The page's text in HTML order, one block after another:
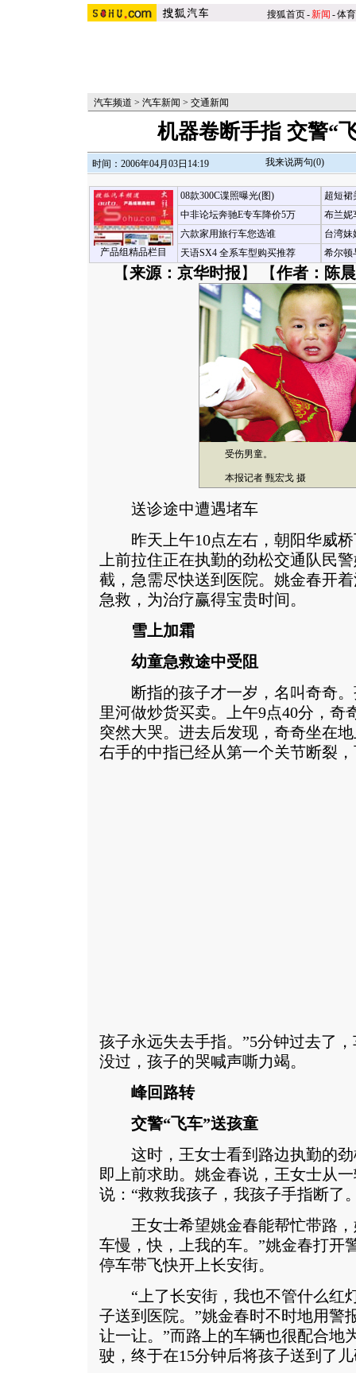
搜狐首页-新闻 -体育
汽车频道 > 汽车新闻 > 交通新闻
机器卷断手指 交警“
时间：2006年04月03日14:19 我来说两句(0)
产品组精品栏目
08款300C谍照曝光(图)
中非论坛奔驰E专车降价5万
六款家用旅行车您选谁
天语SX4 全系车型购买推荐
超短裙
布兰妮
台湾妹
希尔顿
【来源：京华时报 】 【作者：陈晨
受伤男童。
本报记者 甄宏戈 摄
送诊途中遭遇堵车
昨天上午10点左右，朝阳华威桥
上前拉住正在执勤的劲松交通队民
截，急需尽快送到医院。姚金春开
急救，为治疗赢得宝贵时间。
雪上加霜
幼童急救途中受阻
断指的孩子才一岁，名叫奇奇。
里河做炒货买卖。上午9点40分，奇
突然大哭。进去后发现，奇奇坐在
右手的中指已经从第一个关节断裂
孩子永远失去手指。”5分钟过去了
没过，孩子的哭喊声嘶力竭。
峰回路转
交警“飞车”送孩童
这时，王女士看到路边执勤的劲
即上前求助。姚金春说，王女士从
说：“救救我孩子，我孩子手指断了
王女士希望姚金春能帮忙带路，
车慢，快，上我的车。”姚金春打开
停车带飞快开上长安街。
“上了长安街，我也不管什么红
子送到医院。”姚金春时不时地用警
让一让。”而路上的车辆也很配合地
驶，终于在15分钟后将孩子送到了